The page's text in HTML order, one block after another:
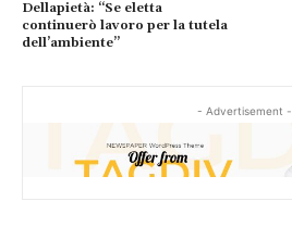
Dellapietà: “Se eletta
continuerò lavoro per la tutela
dell’ambiente”
- Advertisement -